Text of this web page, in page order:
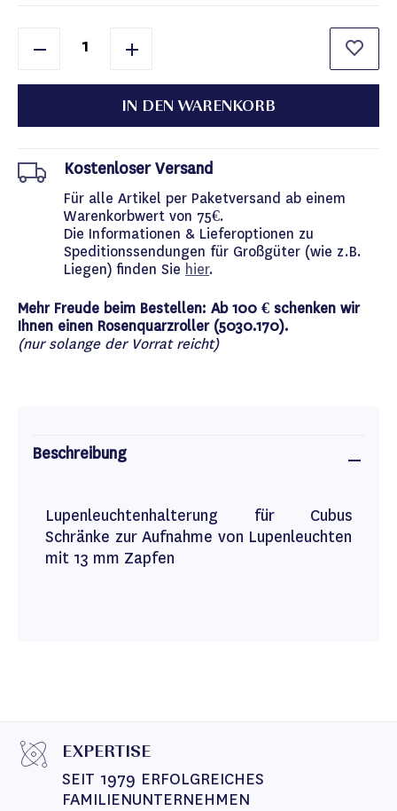
IN DEN WARENKORB
Kostenloser Versand
Für alle Artikel per Paketversand ab einem
Warenkorbwert von 75€.
Die Informationen & Lieferoptionen zu
Speditionssendungen für Großgüter (wie z.B.
Liegen) finden Sie hier.
Mehr Freude beim Bestellen: Ab 100 € schenken wir
Ihnen einen Rosenquarzroller (5030.170).
(nur solange der Vorrat reicht)
Beschreibung
Lupenleuchtenhalterung für Cubus
Schränke zur Aufnahme von Lupenleuchten
mit 13 mm Zapfen
EXPERTISE
SEIT 1979 ERFOLGREICHES
FAMILIENUNTERNEHMEN